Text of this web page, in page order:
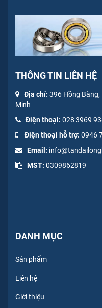
THÔNG TIN LIÊN HỆ
Địa chỉ: 396 Hồng Bàng,
Minh
Điện thoại: 028 3969
Điện thoại hỗ trợ: 0946
Email:
MST: 0309862819
DANH MỤC
Sản phẩm
Liên hệ
Giới thiệu